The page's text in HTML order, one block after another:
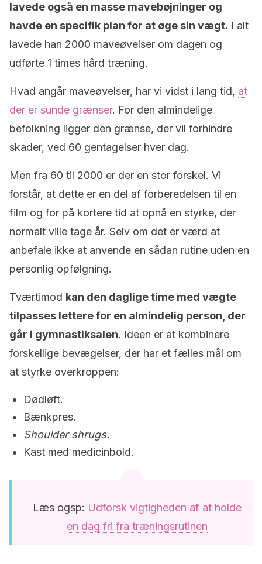
lavede også en masse mavebøjninger og
havde en specifik plan for at øge sin vægt. I alt
lavede han 2000 maveøvelser om dagen og
udførte 1 times hård træning.
Hvad angår maveøvelser, har vi vidst i lang tid, at
der er sunde grænser. For den almindelige
befolkning ligger den grænse, der vil forhindre
skader, ved 60 gentagelser hver dag.
Men fra 60 til 2000 er der en stor forskel. Vi
forstår, at dette er en del af forberedelsen til en
film og for på kortere tid at opnå en styrke, der
normalt ville tage år. Selv om det er værd at
anbefale ikke at anvende en sådan rutine uden en
personlig opfølgning.
Tværtimod kan den daglige time med vægte
tilpasses lettere for en almindelig person, der
går i gymnastiksalen. Ideen er at kombinere
forskellige bevægelser, der har et fælles mål om
at styrke overkroppen:
Dødløft.
Bænkpres.
Shoulder shrugs.
Kast med medicinbold.
Læs ogsp: Udforsk vigtigheden af at holde
en dag fri fra træningsrutinen